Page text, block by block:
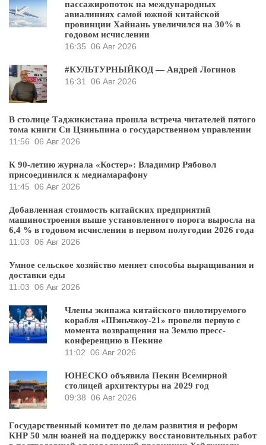
пассажиропоток на международных
авиалиниях самой южной китайской
провинции Хайнань увеличился на 30% в
годовом исчислении
16:35 06 Авг 2026
#КУЛЬТУРНЫЙКОД — Андрей Логинов
16:31
06 Авг 2026
В столице Таджикистана прошла встреча читателей пятого
тома книги Си Цзиньпина о государственном управлении
11:56 06 Авг 2026
К 90-летию журнала «Костер»: Владимир Рябовол
присоединился к медиамарафону
11:45 06 Авг 2026
Добавленная стоимость китайских предприятий
машиностроения выше установленного порога выросла на
6,4 % в годовом исчислении в первом полугодии 2026 года
11:03 06 Авг 2026
Умное сельское хозяйство меняет способы выращивания и
доставки еды
11:03 06 Авг 2026
Члены экипажа китайского пилотируемого
корабля «Шэньчжоу-21» провели первую с
момента возвращения на Землю пресс-
конференцию в Пекине
11:02 06 Авг 2026
ЮНЕСКО объявила Пекин Всемирной
столицей архитектуры на 2029 год
09:38 06 Авг 2026
Государственный комитет по делам развития и реформ
КНР 50 млн юаней на поддержку восстановительных работ